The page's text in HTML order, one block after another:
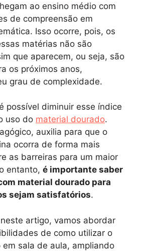
ao ensino médio com
de compreensão em
Isso ocorre, pois, os
matérias não são
que aparecem, ou seja, são
os próximos anos,
grau de complexidade.
possível diminuir esse índice
uso do material dourado.
auxilia para que o
ocorra de forma mais
as barreiras para um maior
entanto, é importante saber
material dourado para
sejam satisfatórios.
artigo, vamos abordar
de como utilizar o
sala de aula, ampliando